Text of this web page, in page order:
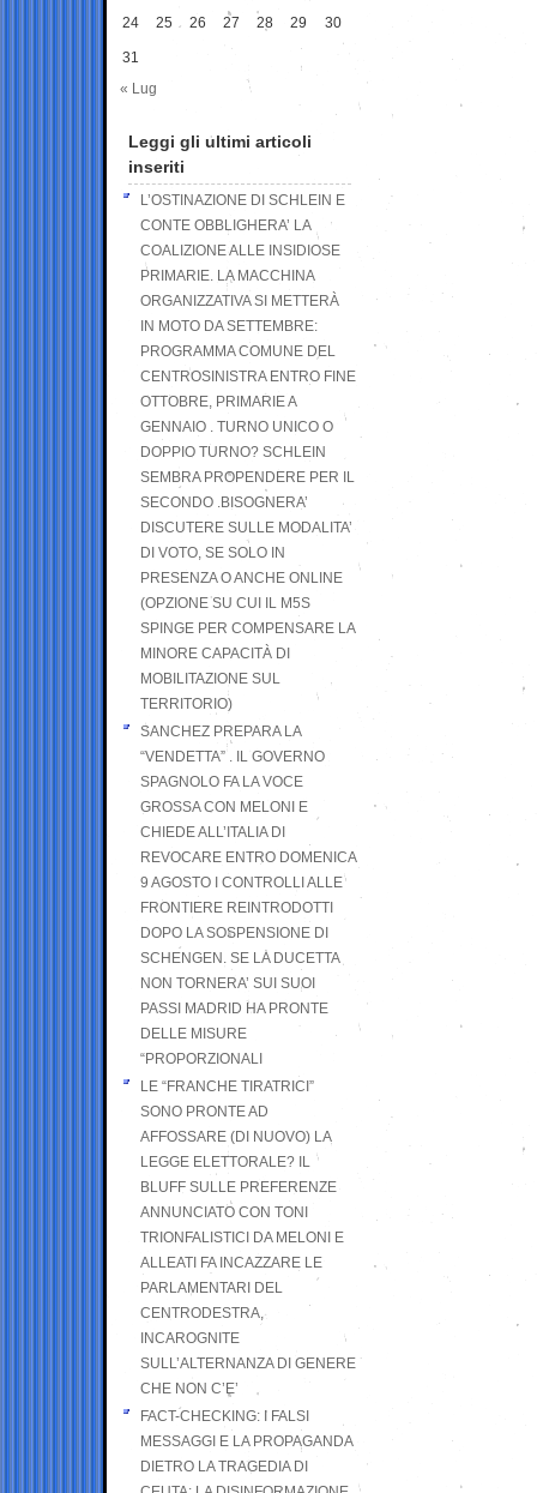
24 25 26 27 28 29 30
31
« Lug
Leggi gli ultimi articoli
inseriti
L’OSTINAZIONE DI SCHLEIN E
CONTE OBBLIGHERA’ LA
COALIZIONE ALLE INSIDIOSE
PRIMARIE. LA MACCHINA
ORGANIZZATIVA SI METTERÀ
IN MOTO DA SETTEMBRE:
PROGRAMMA COMUNE DEL
CENTROSINISTRA ENTRO FINE
OTTOBRE, PRIMARIE A
GENNAIO . TURNO UNICO O
DOPPIO TURNO? SCHLEIN
SEMBRA PROPENDERE PER IL
SECONDO .BISOGNERA’
DISCUTERE SULLE MODALITA’
DI VOTO, SE SOLO IN
PRESENZA O ANCHE ONLINE
(OPZIONE SU CUI IL M5S
SPINGE PER COMPENSARE LA
MINORE CAPACITÀ DI
MOBILITAZIONE SUL
TERRITORIO)
SANCHEZ PREPARA LA
“VENDETTA” . IL GOVERNO
SPAGNOLO FA LA VOCE
GROSSA CON MELONI E
CHIEDE ALL’ITALIA DI
REVOCARE ENTRO DOMENICA
9 AGOSTO I CONTROLLI ALLE
FRONTIERE REINTRODOTTI
DOPO LA SOSPENSIONE DI
SCHENGEN. SE LA DUCETTA
NON TORNERA’ SUI SUOI
PASSI MADRID HA PRONTE
DELLE MISURE
“PROPORZIONALI
LE “FRANCHE TIRATRICI”
SONO PRONTE AD
AFFOSSARE (DI NUOVO) LA
LEGGE ELETTORALE? IL
BLUFF SULLE PREFERENZE
ANNUNCIATO CON TONI
TRIONFALISTICI DA MELONI E
ALLEATI FA INCAZZARE LE
PARLAMENTARI DEL
CENTRODESTRA,
INCAROGNITE
SULL’ALTERNANZA DI GENERE
CHE NON C’E’
FACT-CHECKING: I FALSI
MESSAGGI E LA PROPAGANDA
DIETRO LA TRAGEDIA DI